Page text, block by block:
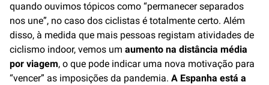
quando ouvimos tópicos como “permanecer separados
nos une”, no caso dos ciclistas é totalmente certo. Além
disso, à medida que mais pessoas registam atividades de
ciclismo indoor, vemos um aumento na distância média
por viagem, o que pode indicar uma nova motivação para
“vencer” as imposições da pandemia. A Espanha está a